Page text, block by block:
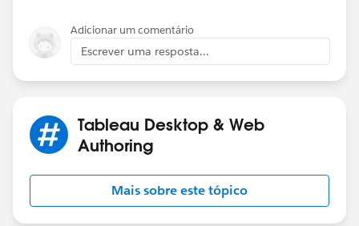
Adicionar um comentário
Escrever uma resposta...
Tableau Desktop & Web
Authoring
Mais sobre este tópico